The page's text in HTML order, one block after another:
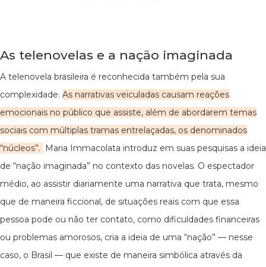
As telenovelas e a nação imaginada
A telenovela brasileira é reconhecida também pela sua
complexidade. As narrativas veiculadas causam reações
emocionais no público que assiste, além de abordarem temas
sociais com múltiplas tramas entrelaçadas, os denominados
“núcleos”.
Maria Immacolata introduz em suas pesquisas a ideia
de “nação imaginada” no contexto das novelas. O espectador
médio, ao assistir diariamente uma narrativa que trata, mesmo
que de maneira ficcional, de situações reais com que essa
pessoa pode ou não ter contato, como dificuldades financeiras
ou problemas amorosos, cria a ideia de uma “nação” — nesse
caso, o Brasil — que existe de maneira simbólica através da